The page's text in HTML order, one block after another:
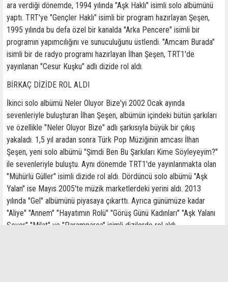
ara verdiği dönemde, 1994 yılında "Aşk Haklı" isimli solo albümünü
yaptı. TRT'ye "Gençler Haklı" isimli bir program hazırlayan Şeşen,
1995 yılında bu defa özel bir kanalda "Arka Pencere" isimli bir
programın yapımcılığını ve sunuculuğunu üstlendi. "Amcam Burada"
isimli bir de radyo programı hazırlayan İlhan Şeşen, TRT1'de
yayınlanan "Cesur Kuşku" adlı dizide rol aldı.
BİRKAÇ DİZİDE ROL ALDI
İkinci solo albümü Neler Oluyor Bize'yi 2002 Ocak ayında
sevenleriyle buluşturan İlhan Şeşen, albümün içindeki bütün şarkıları
ve özellikle "Neler Oluyor Bize" adlı şarkısıyla büyük bir çıkış
yakaladı. 1,5 yıl aradan sonra Türk Pop Müziğinin amcası İlhan
Şeşen, yeni solo albümü "Şimdi Ben Bu Şarkıları Kime Söyleyeyim?"
ile sevenleriyle buluştu. Aynı dönemde TRT1'de yayınlanmakta olan
"Mühürlü Güller" isimli dizide rol aldı. Dördüncü solo albümü "Aşk
Yalan" ise Mayıs 2005'te müzik marketlerdeki yerini aldı. 2013
yılında "Gel" albümünü piyasaya çıkarttı. Ayrıca günümüze kadar
"Aliye" "Annem" "Hayatımın Rolü" "Görüş Günü Kadınları" "Aşk Yalanı
Sever" "Milat" ve "Paramparça" isimli dizilerde rol aldı.